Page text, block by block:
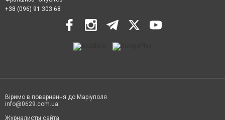
+38 (096) 91 303 68
Віримо в повернення до Маріуполя
info@0629.com.ua
Журналисты сайта